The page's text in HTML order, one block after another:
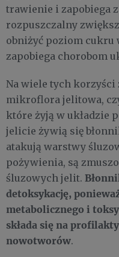
trawienie i zapobiega
rozpuszczalny
obniżyć poziom cukru
zapobiega chorobom
Na wiele tych
mikroflora jelitowa,
które żyją w układzie
jelicie żywią się
atakują warstwy
pożywienia, są
śluzowych jelit.
detoksykację,
metabolicznego i
składa się na
nowotworów.